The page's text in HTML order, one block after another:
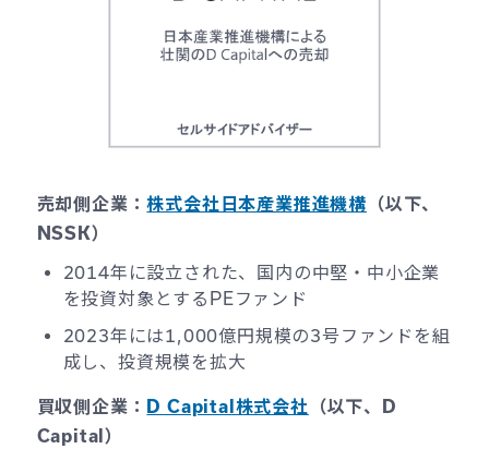
売却側企業：株式会社日本産業推進機構 （以下、
NSSK）
2014年に設立された、国内の中堅・中小企業
を投資対象とするPEファンド
2023年には1,000億円規模の3号ファンドを組
成し、投資規模を拡大
買収側企業： D Capital株式会社
（以下、D
Capital）